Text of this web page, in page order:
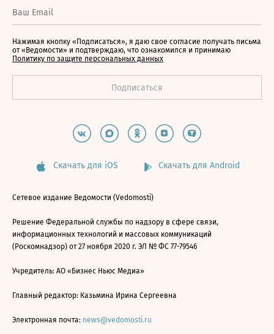
Нажимая кнопку «Подписаться», я даю свое согласие получать письма
от «Ведомости» и подтверждаю, что ознакомился и принимаю
Политику по защите персональных данных
Скачать для iOS Скачать для Android
Сетевое издание Ведомости (Vedomosti)
Решение Федеральной службы по надзору в сфере связи,
информационных технологий и массовых коммуникаций
(Роскомнадзор) от 27 ноября 2020 г. ЭЛ № ФС 77-79546
Учредитель: АО «Бизнес Ньюс Медиа»
Главный редактор: Казьмина Ирина Сергеевна
Электронная почта: news@vedomosti.ru